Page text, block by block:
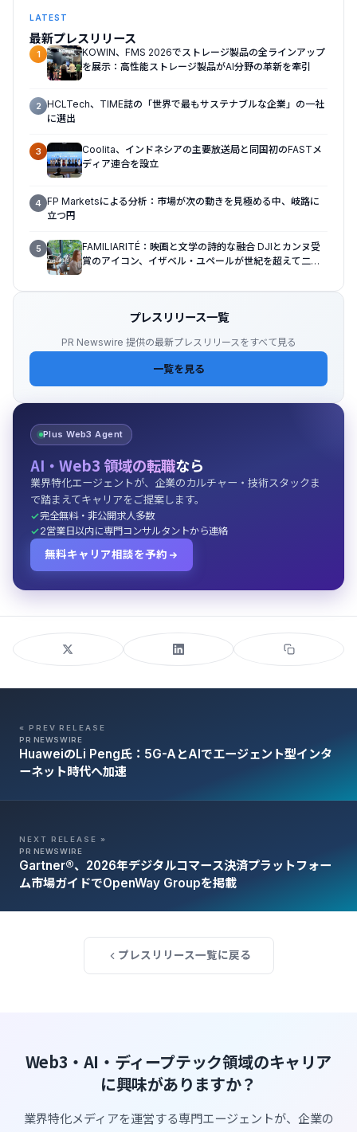
LATEST
最新プレスリリース
1
KOWIN、FMS 2026でストレージ製品の全ラインアップ
を展示：高性能ストレージ製品がAI分野の革新を牽引
2 HCLTech、TIME誌の「世界で最もサステナブルな企業」の一社
に選出
3
Coolita、インドネシアの主要放送局と同国初のFASTメ
ディア連合を設立
4 FP Marketsによる分析：市場が次の動きを見極める中、岐路に
立つ円
5
FAMILIARITÉ：映画と文学の詩的な融合 DJIとカンヌ受
賞のアイコン、イザベル・ユペールが世紀を超えて二人
影
プレスリリース一覧
PR Newswire 提供の最新プレスリリースをすべて見る
一覧を見る
Plus Web3 Agent
AI・Web3 領域の転職なら
業界特化エージェントが、企業のカルチャー・技術スタックま
で踏まえてキャリアをご提案します。
完全無料・非公開求人多数
2営業日以内に専門コンサルタントから連絡
無料キャリア相談を予約
« PREV RELEASE
PR NEWSWIRE
HuaweiのLi Peng氏：5G-AとAIでエージェント型インタ
ーネット時代へ加速
NEXT RELEASE »
PR NEWSWIRE
Gartner®、2026年デジタルコマース決済プラットフォー
ム市場ガイドでOpenWay Groupを掲載
プレスリリース一覧に戻る
Web3・AI・ディープテック領域のキャリア
に興味がありますか？
業界特化メディアを運営する専門エージェントが、企業の